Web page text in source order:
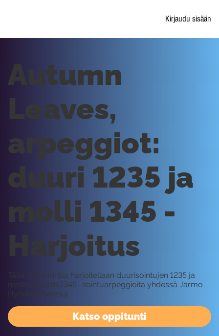
Kirjaudu sisään
Katso oppitunti
Autumn
Leaves,
arpeggiot:
duuri 1235 ja
molli 1345 -
Harjoitus
Tällä oppitunnilla harjoitellaan duurisointujen 1235 ja
mollisointujen 1345 -sointuarpeggioita yhdessä Jarmo
Hynnisen kanssa